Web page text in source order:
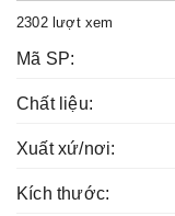
2302 lượt xem
Mã SP:
Chất liệu:
Xuất xứ/nơi:
Kích thước: